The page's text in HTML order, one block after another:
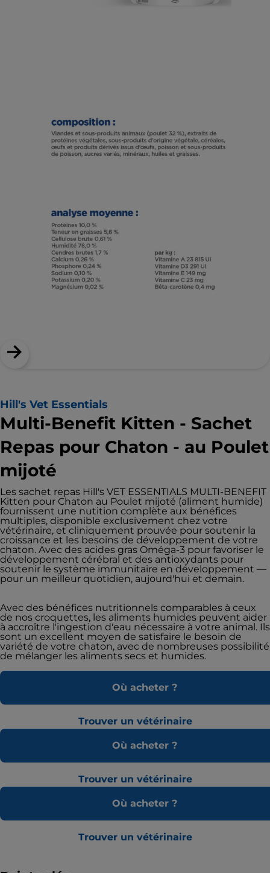
Hill's Vet Essentials
Multi-Benefit Kitten - Sachet
Repas pour Chaton - au Poulet
mijoté
Les sachet repas Hill's VET ESSENTIALS MULTI-BENEFIT
Kitten pour Chaton au Poulet mijoté (aliment humide)
fournissent une nutition complète aux bénéfices
multiples, disponible exclusivement chez votre
vétérinaire, et cliniquement prouvée pour soutenir la
croissance et les besoins de développement de votre
chaton. Avec des acides gras Oméga-3 pour favoriser le
développement cérébral et des antioxydants pour
soutenir le système immunitaire en développement —
pour un meilleur quotidien, aujourd'hui et demain.
Avec des bénéfices nutritionnels comparables à ceux
de nos croquettes, les aliments humides peuvent aider
à accroître l'ingestion d'eau nécessaire à votre animal. Ils
sont un excellent moyen de satisfaire le besoin de
variété de votre chaton, avec de nombreuses possibilité
de mélanger les aliments secs et humides.
Où acheter ?
Trouver un vétérinaire
Où acheter ?
Trouver un vétérinaire
Où acheter ?
Trouver un vétérinaire